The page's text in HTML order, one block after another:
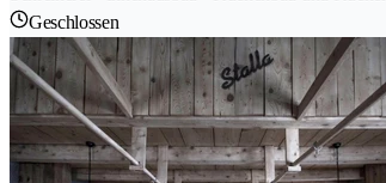
Geschlossen